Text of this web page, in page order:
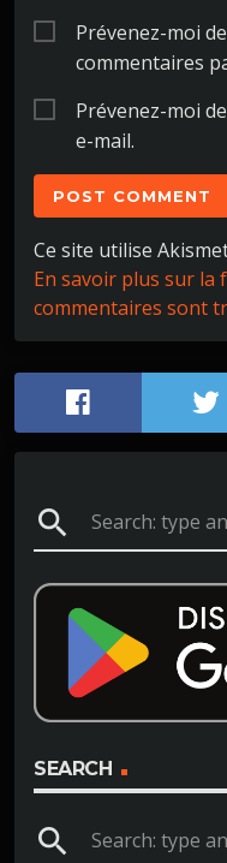
Prévenez-moi
commentaires
Prévenez-moi
e-mail.
Ce site utilise
En savoir plus sur la
commentaires sont
search
SEARCH
search